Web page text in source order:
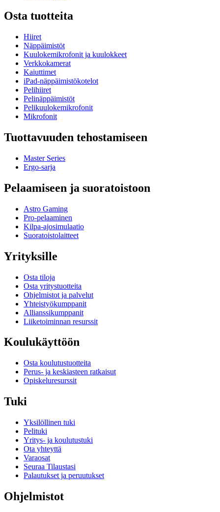
Osta tuotteita
Hiiret
Näppäimistöt
Kuulokemikrofonit ja kuulokkeet
Verkkokamerat
Kaiuttimet
iPad-näppäimistökotelot
Pelihiiret
Pelinäppäimistöt
Pelikuulokemikrofonit
Mikrofonit
Tuottavuuden tehostamiseen
Master Series
Ergo-sarja
Pelaamiseen ja suoratoistoon
Astro Gaming
Pro-pelaaminen
Kilpa-ajosimulaatio
Suoratoistolaitteet
Yrityksille
Osta tiloja
Osta yritystuotteita
Ohjelmistot ja palvelut
Yhteistyökumppanit
Allianssikumppanit
Liiketoiminnan resurssit
Koulukäyttöön
Osta koulutustuotteita
Perus- ja keskiasteen ratkaisut
Opiskeluresurssit
Tuki
Yksilöllinen tuki
Pelituki
Yritys- ja koulutustuki
Ota yhteyttä
Varaosat
Seuraa Tilaustasi
Palautukset ja peruutukset
Ohjelmistot